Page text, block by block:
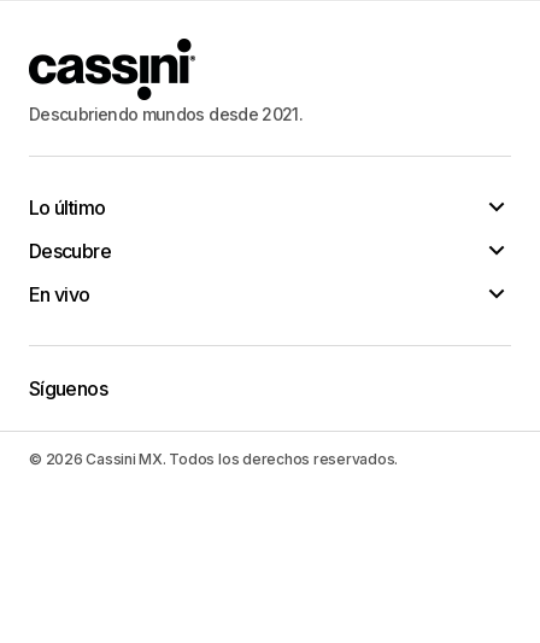
Descubriendo mundos desde 2021.
Lo último
Descubre
En vivo
Síguenos
© 2026 Cassini MX. Todos los derechos reservados.